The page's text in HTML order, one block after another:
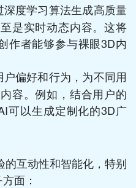
深度学习算法生成高质量
是实时动态内容。这将
作者能够参与裸眼3D内
户偏好和行为，为不同用
容。例如，结合用户的
可以生成定制化的3D广
互动性和智能化，特别
面：